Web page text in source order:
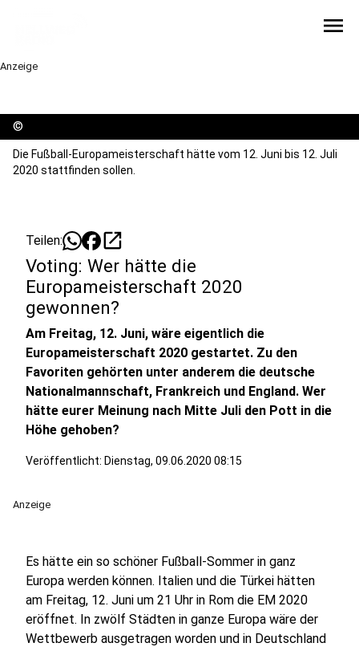
menu
Anzeige
©
Die Fußball-Europameisterschaft hätte vom 12. Juni bis 12. Juli
2020 stattfinden sollen.
Teilen: open_in_new
Voting: Wer hätte die
Europameisterschaft 2020
gewonnen?
Am Freitag, 12. Juni, wäre eigentlich die
Europameisterschaft 2020 gestartet. Zu den
Favoriten gehörten unter anderem die deutsche
Nationalmannschaft, Frankreich und England. Wer
hätte eurer Meinung nach Mitte Juli den Pott in die
Höhe gehoben?
Veröffentlicht: Dienstag, 09.06.2020 08:15
Anzeige
Es hätte ein so schöner Fußball-Sommer in ganz
Europa werden können. Italien und die Türkei hätten
am Freitag, 12. Juni um 21 Uhr in Rom die EM 2020
eröffnet. In zwölf Städten in ganze Europa wäre der
Wettbewerb ausgetragen worden und in Deutschland